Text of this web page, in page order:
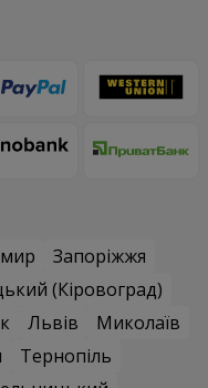
Запоріжжя
(Кіровоград)
Львів
Миколаїв
Тернопіль